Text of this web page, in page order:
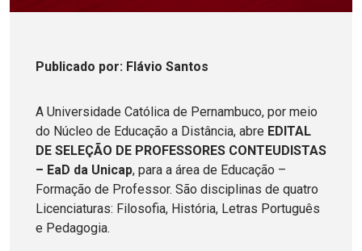
Publicado por: Flávio Santos
A Universidade Católica de Pernambuco, por meio
do Núcleo de Educação a Distância, abre EDITAL
DE SELEÇÃO DE PROFESSORES CONTEUDISTAS
– EaD da Unicap, para a área de Educação –
Formação de Professor. São disciplinas de quatro
Licenciaturas: Filosofia, História, Letras Português
e Pedagogia.